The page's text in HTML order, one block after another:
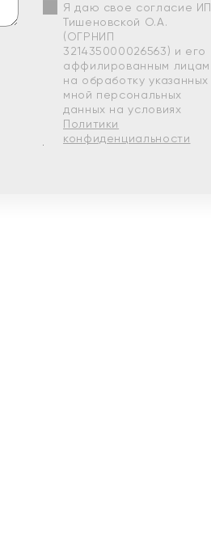
Я даю свое согласие ИП
Тишеновской О.А.
(ОГРНИП
321435000026563) и его
аффилированным лицам
на обработку указанных
мной персональных
данных на условиях
Политики
конфиденциальности